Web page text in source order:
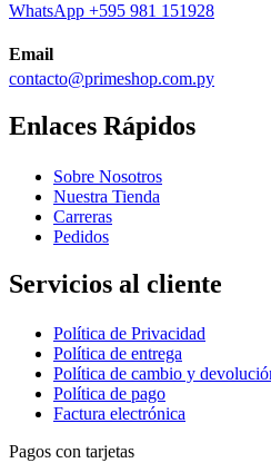
WhatsApp +595 981 151928
Email
contacto@primeshop.com.py
Enlaces Rápidos
Sobre Nosotros
Nuestra Tienda
Carreras
Pedidos
Servicios al cliente
Política de Privacidad
Política de entrega
Política de cambio y
Política de pago
Factura electrónica
Pagos con tarjetas